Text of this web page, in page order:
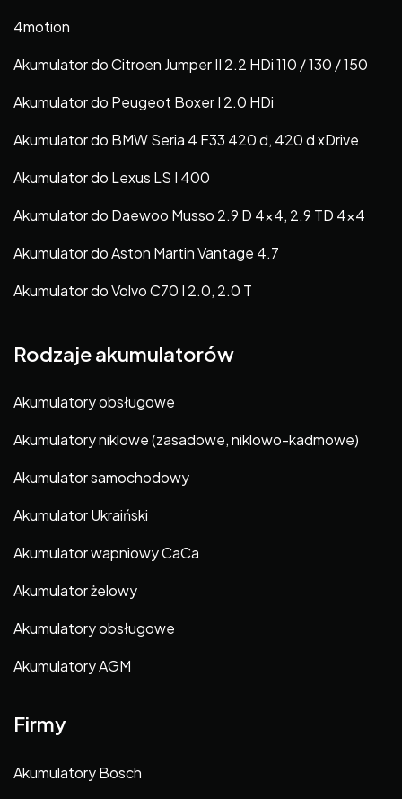
4motion
Akumulator do Citroen Jumper II 2.2 HDi 110 / 130 / 150
Akumulator do Peugeot Boxer I 2.0 HDi
Akumulator do BMW Seria 4 F33 420 d, 420 d xDrive
Akumulator do Lexus LS I 400
Akumulator do Daewoo Musso 2.9 D 4×4, 2.9 TD 4×4
Akumulator do Aston Martin Vantage 4.7
Akumulator do Volvo C70 I 2.0, 2.0 T
Rodzaje akumulatorów
Akumulatory obsługowe
Akumulatory niklowe (zasadowe, niklowo-kadmowe)
Akumulator samochodowy
Akumulator Ukraiński
Akumulator wapniowy CaCa
Akumulator żelowy
Akumulatory obsługowe
Akumulatory AGM
Firmy
Akumulatory Bosch